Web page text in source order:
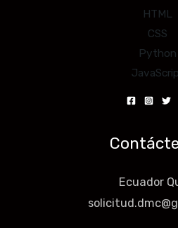
HTML
CSS
Python
Ecuador